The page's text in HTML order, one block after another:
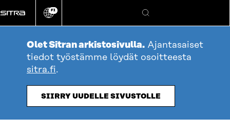
suoraan
sisältöön
Vaihda
kieli
FI
Hae
Olet Sitran arkistosivulla. Ajantasaiset
tiedot työstämme löydät osoitteesta
sitra.fi.
SIIRRY UUDELLE SIVUSTOLLE